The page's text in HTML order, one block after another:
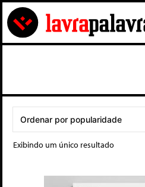
Exibindo um único resultado